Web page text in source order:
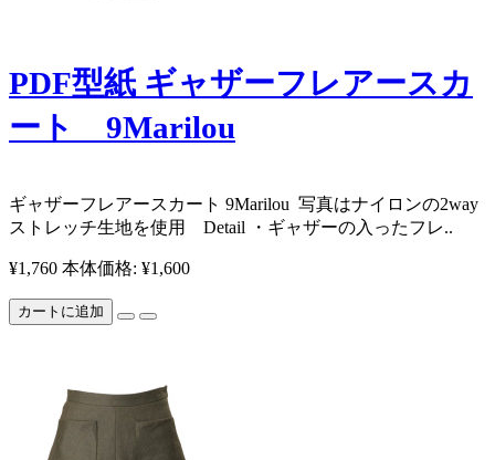
PDF型紙 ギャザーフレアースカ
ート 9Marilou
​ギャザーフレアースカート 9Marilou ​写真はナイロンの2way
ストレッチ生地を使用 ​ Detail ・ギャザーの入ったフレ..
¥1,760 本体価格: ¥1,600
カートに追加